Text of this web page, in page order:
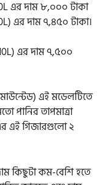
এর দাম ৮,০০০ টাকা
এর দাম ৭,৪৫০ টাকা।
এর দাম ৭,৫০০
এই মডেলটিতে
পানির তাপমাত্রা
এই গিজারগুলো ২
কিছুটা কম-বেশি হতে